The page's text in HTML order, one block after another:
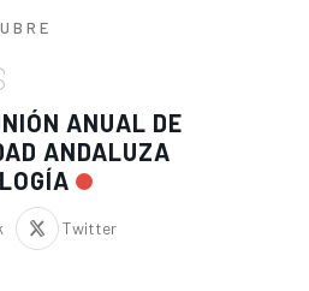
ANUAL DE
ANDALUZA
Twitter